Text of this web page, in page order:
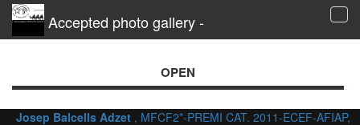
Accepted photo gallery -
OPEN
Josep Balcells Adzet , MFCF2*-PREMI CAT. 2011-ECEF-AFIAP,